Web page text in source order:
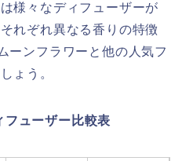
様々なディフューザーが
れぞれ異なる香りの特徴
ーンフラワーと他の人気フ
ょう。
フューザー比較表